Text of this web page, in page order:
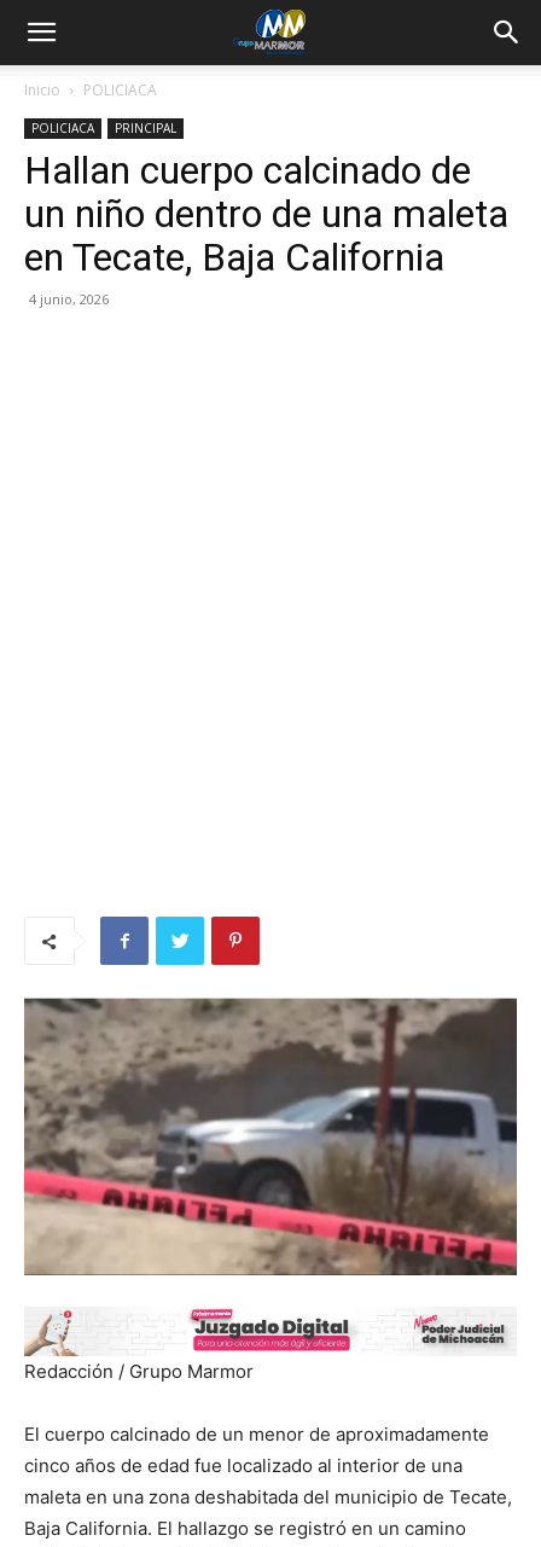
Inicio POLICIACA
POLICIACA PRINCIPAL
Hallan cuerpo calcinado de
un niño dentro de una maleta
en Tecate, Baja California
4 junio, 2026
Redacción / Grupo Marmor
El cuerpo calcinado de un menor de aproximadamente
cinco años de edad fue localizado al interior de una
maleta en una zona deshabitada del municipio de Tecate,
Baja California. El hallazgo se registró en un camino